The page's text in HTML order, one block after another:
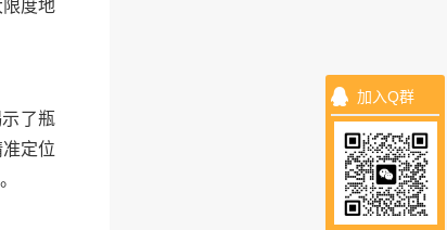
度地
了瓶
定位
加入Q群